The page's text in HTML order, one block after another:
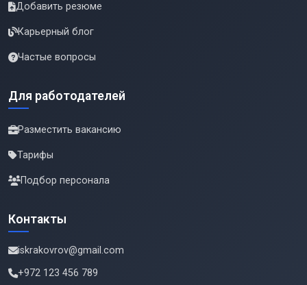
Добавить резюме
Карьерный блог
Частые вопросы
Для работодателей
Разместить вакансию
Тарифы
Подбор персонала
Контакты
iskrakovrov@gmail.com
+972 123 456 789